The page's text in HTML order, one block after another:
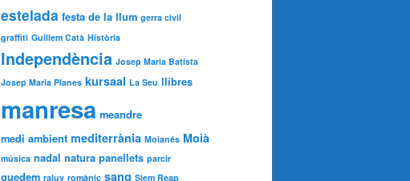
estelada festa de la llum gerra civil
graffiti Guillem Catà Història
Independència Josep Maria Batista
Josep Maria Planes kursaal La Seu llibres
manresa meandre
medi ambient mediterrània Moianés Moià
música nadal natura panellets parcir
quedem raluy romànic sang Siem Reap